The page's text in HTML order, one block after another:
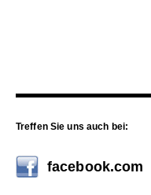
Treffen Sie uns auch bei:
facebook.com